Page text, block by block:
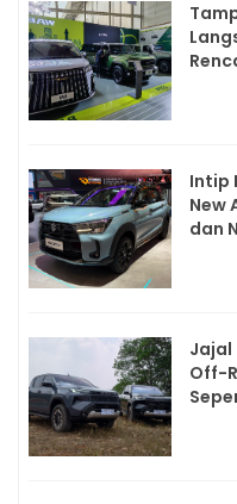
Intip
New
dan
Jajal
Off-